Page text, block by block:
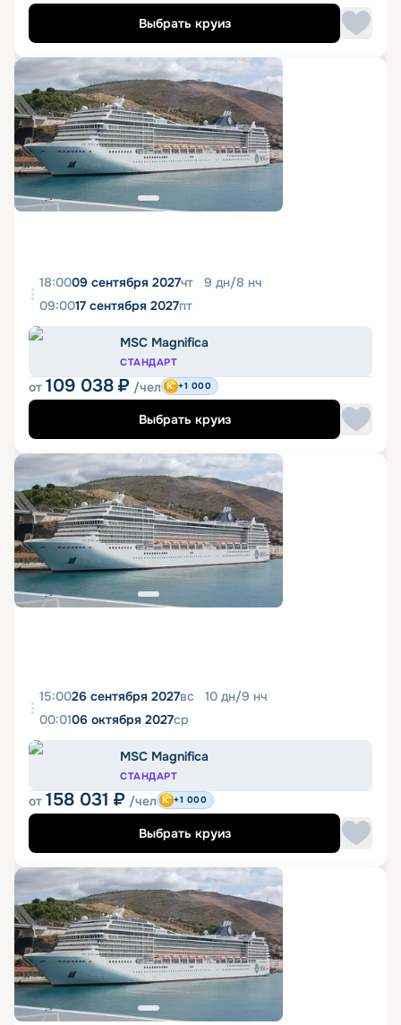
Выбрать круиз
18:0009 сентября 2027чт 9 дн/8 нч
09:0017 сентября 2027пт
MSC Magnifica
СТАНДАРТ
от 109 038 ₽ /чел +1 000
Выбрать круиз
15:0026 сентября 2027вс 10 дн/9 нч
00:0106 октября 2027ср
MSC Magnifica
СТАНДАРТ
от 158 031 ₽ /чел +1 000
Выбрать круиз